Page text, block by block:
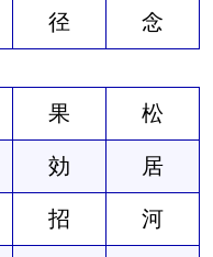
径 念
果 松
効 居
招 河